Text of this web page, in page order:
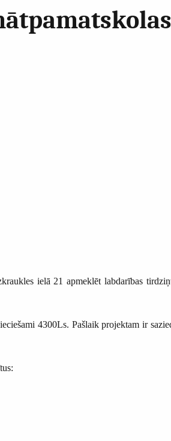
ielā 21 apmeklēt labdarības
4300Ls. Pašlaik projektam ir